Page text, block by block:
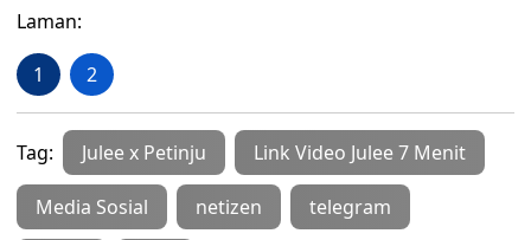
Laman:
1 2
Tag: Julee x Petinju Link Video Julee 7 Menit
Media Sosial netizen telegram